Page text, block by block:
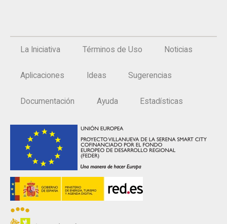
La Iniciativa Términos de Uso Noticias
Aplicaciones Ideas Sugerencias
Documentación Ayuda Estadísticas